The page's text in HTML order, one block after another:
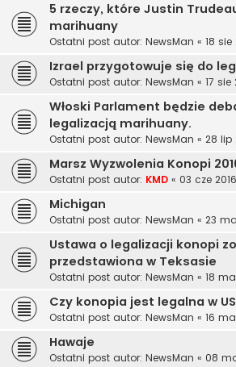
5 rzeczy, które Justin
marihuany
Ostatni post autor: NewsMan « 18 sie
Izrael przygotowuje się do
Ostatni post autor: NewsMan « 17 sie
Włoski Parlament będzie
legalizacją marihuany.
Ostatni post autor: NewsMan « 28 lip
Marsz Wyzwolenia Konopi
Ostatni post autor: KMD « 03 cze
Michigan
Ostatni post autor: NewsMan « 23
Ustawa o legalizacji konopi
przedstawiona w Teksasie
Ostatni post autor: NewsMan « 18
Czy konopia jest legalna w
Ostatni post autor: NewsMan « 16
Hawaje
Ostatni post autor: NewsMan « 08